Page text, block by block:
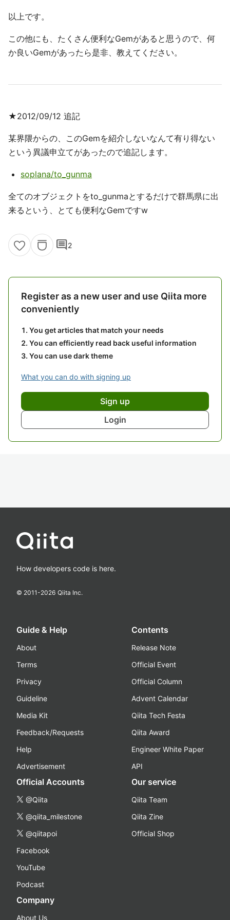
以上です。
この他にも、たくさん便利なGemがあると思うので、何
か良いGemがあったら是非、教えてください。
★2012/09/12 追記
某界隈からの、このGemを紹介しないなんて有り得ない
という異議申立てがあったので追記します。
soplana/to_gunma
全てのオブジェクトをto_gunmaとするだけで群馬県に出
来るという、とても便利なGemですw
comment2
Register as a new user and use Qiita more
conveniently
You get articles that match your needs
You can efficiently read back useful information
You can use dark theme
What you can do with signing up
Sign up
Login
How developers code is here.
© 2011-2026 Qiita Inc.
Guide & Help
About
Terms
Privacy
Guideline
Media Kit
Feedback/Requests
Help
Advertisement
Contents
Release Note
Official Event
Official Column
Advent Calendar
Qiita Tech Festa
Qiita Award
Engineer White Paper
API
Official Accounts
@Qiita
@qiita_milestone
@qiitapoi
Facebook
YouTube
Podcast
Our service
Qiita Team
Qiita Zine
Official Shop
Company
About Us